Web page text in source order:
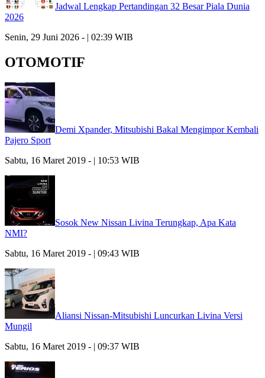
Jadwal Lengkap Pertandingan 32 Besar Piala Dunia
2026
Senin, 29 Juni 2026 - | 02:39 WIB
OTOMOTIF
Demi Xpander, Mitsubishi Bakal Mengimpor Kembali
Pajero Sport
Sabtu, 16 Maret 2019 - | 10:53 WIB
Sosok New Nissan Livina Terungkap, Apa Kata
NMI?
Sabtu, 16 Maret 2019 - | 09:43 WIB
Aliansi Nissan-Mitsubishi Luncurkan Livina Versi
Mungil
Sabtu, 16 Maret 2019 - | 09:37 WIB